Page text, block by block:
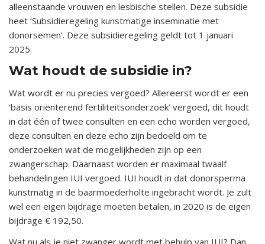
alleenstaande vrouwen en lesbische stellen. Deze subsidie
heet ‘Subsidieregeling kunstmatige inseminatie met
donorsemen’. Deze subsidieregeling geldt tot 1 januari
2025.
Wat houdt de subsidie in?
Wat wordt er nu precies vergoed? Allereerst wordt er een
‘basis oriënterend fertiliteitsonderzoek’ vergoed, dit houdt
in dat één of twee consulten en een echo worden vergoed,
deze consulten en deze echo zijn bedoeld om te
onderzoeken wat de mogelijkheden zijn op een
zwangerschap. Daarnaast worden er maximaal twaalf
behandelingen IUI vergoed. IUI houdt in dat donorsperma
kunstmatig in de baarmoederholte ingebracht wordt. Je zult
wel een eigen bijdrage moeten betalen, in 2020 is de eigen
bijdrage € 192,50.
Wat nu als je niet zwanger wordt met behulp van IUI? Dan